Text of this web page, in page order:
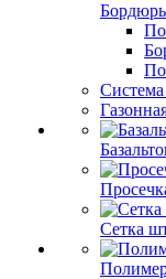
Система
Сетка